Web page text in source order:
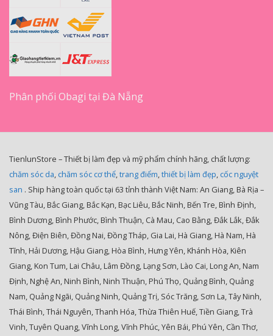
Phân phối Obagi tại Đà Nẵng
TienlunStore – Thiết bị làm đẹp và mỹ phẩm chính hãng, chất lượng:
chăm sóc da, chăm sóc cơ thể,trang điểm,thiết bị làm đẹp, cốc nguyệt
san . Ship hàng toàn quốc tại 63 tỉnh thành Việt Nam: An Giang, Bà Rịa –
Vũng Tàu, Bắc Giang, Bắc Kạn, Bạc Liêu, Bắc Ninh, Bến Tre, Bình Định,
Bình Dương, Bình Phước, Bình Thuận, Cà Mau, Cao Bằng, Đắk Lắk, Đắk
Nông, Điện Biên, Đồng Nai, Đồng Tháp, Gia Lai, Hà Giang, Hà Nam, Hà
Tĩnh, Hải Dương, Hậu Giang, Hòa Bình, Hưng Yên, Khánh Hòa, Kiên
Giang, Kon Tum, Lai Châu, Lâm Đồng, Lạng Sơn, Lào Cai, Long An, Nam
Định, Nghệ An, Ninh Bình, Ninh Thuận, Phú Thọ, Quảng Bình, Quảng
Nam, Quảng Ngãi, Quảng Ninh, Quảng Trị, Sóc Trăng, Sơn La, Tây Ninh,
Thái Bình, Thái Nguyên, Thanh Hóa, Thừa Thiên Huế, Tiền Giang, Trà
Vinh, Tuyên Quang, Vĩnh Long, Vĩnh Phúc, Yên Bái, Phú Yên, Cần Thơ,